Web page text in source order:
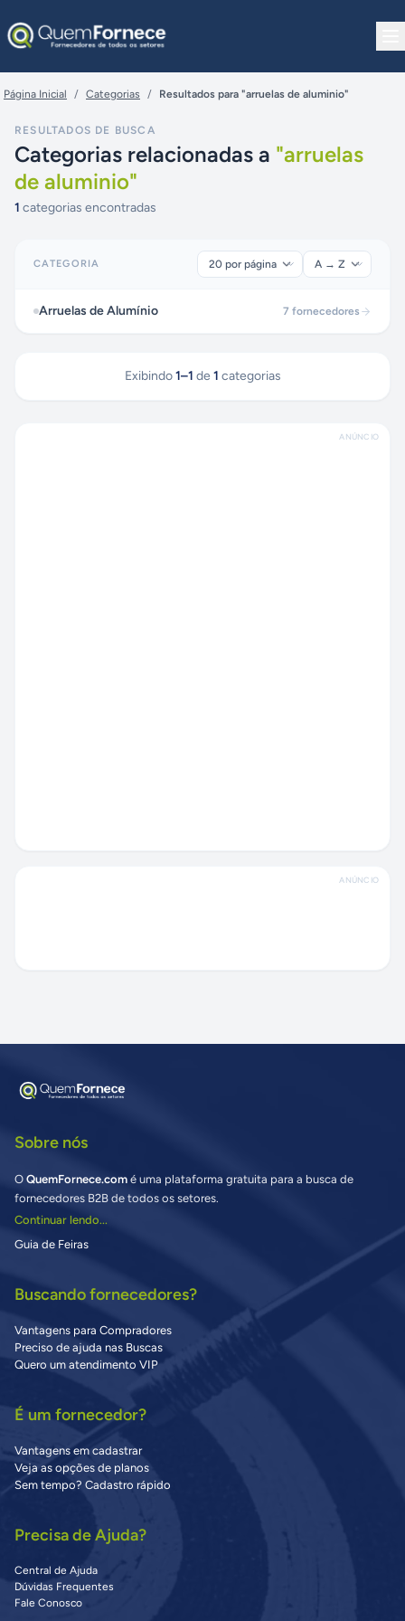
Página Inicial / Categorias / Resultados para "arruelas de aluminio"
RESULTADOS DE BUSCA
Categorias relacionadas a "arruelas
de aluminio"
1 categorias encontradas
CATEGORIA
Arruelas de Alumínio 7 fornecedores
Exibindo 1–1 de 1 categorias
ANÚNCIO
ANÚNCIO
Sobre nós
O QuemFornece.com é uma plataforma gratuita para a busca de
fornecedores B2B de todos os setores.
Continuar lendo...
Guia de Feiras
Buscando fornecedores?
Vantagens para Compradores
Preciso de ajuda nas Buscas
Quero um atendimento VIP
É um fornecedor?
Vantagens em cadastrar
Veja as opções de planos
Sem tempo? Cadastro rápido
Precisa de Ajuda?
Central de Ajuda
Dúvidas Frequentes
Fale Conosco